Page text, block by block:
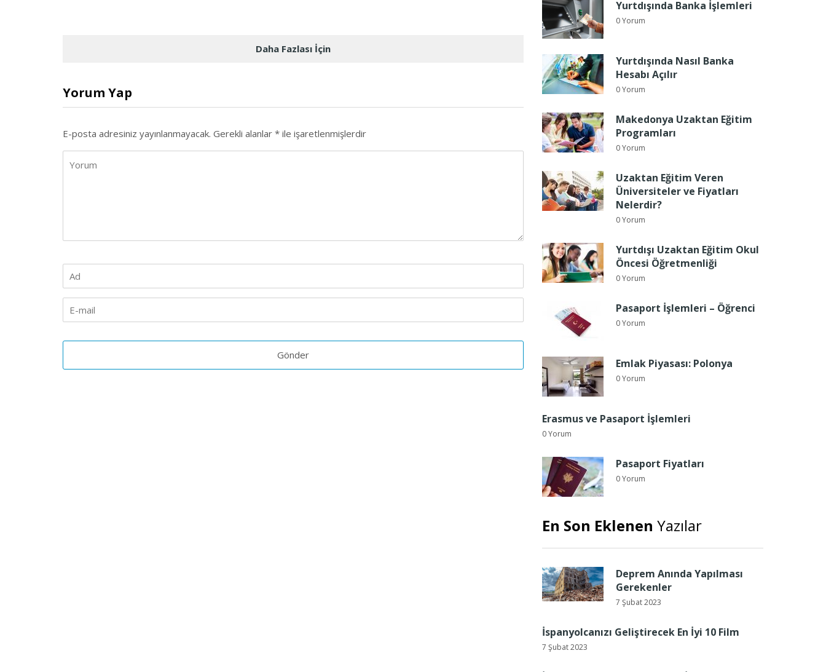
Daha Fazlası İçin
Yorum Yap
E-posta adresiniz yayınlanmayacak. Gerekli alanlar * ile işaretlenmişlerdir
Yurtdışında Banka İşlemleri
0 Yorum
Yurtdışında Nasıl Banka
Hesabı Açılır
0 Yorum
Makedonya Uzaktan Eğitim
Programları
0 Yorum
Uzaktan Eğitim Veren
Üniversiteler ve Fiyatları
Nelerdir?
0 Yorum
Yurtdışı Uzaktan Eğitim Okul
Öncesi Öğretmenliği
0 Yorum
Pasaport İşlemleri – Öğrenci
0 Yorum
Emlak Piyasası: Polonya
0 Yorum
Erasmus ve Pasaport İşlemleri
0 Yorum
Pasaport Fiyatları
0 Yorum
En Son Eklenen Yazılar
Deprem Anında Yapılması
Gerekenler
7 Şubat 2023
İspanyolcanızı Geliştirecek En İyi 10 Film
7 Şubat 2023